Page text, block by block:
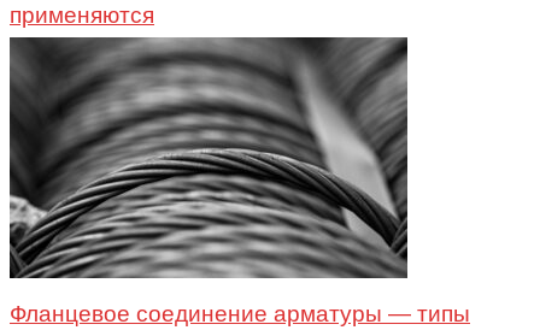
применяются
Фланцевое соединение арматуры — типы